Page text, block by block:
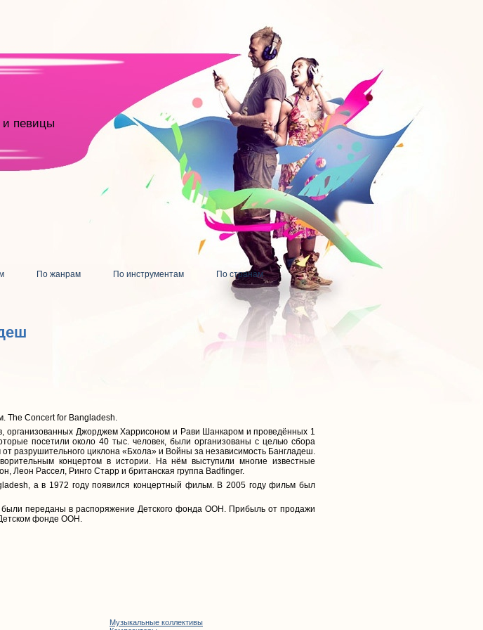
и певицы
По жанрам По инструментам
По странам
The Concert for Bangladesh.
организованных Джорджем Харрисоном и Рави Шанкаром и проведённых 1
посетили около 40 тыс. человек, были организованы с целью сбора
разрушительного циклона «Бхола» и Войны за независимость Бангладеш.
концертом в истории. На нём выступили многие известные
Леон Рассел, Ринго Старр и британская группа Badfinger.
а в 1972 году появился концертный фильм. В 2005 году фильм был
переданы в распоряжение Детского фонда ООН. Прибыль от продажи
фонде ООН.
Музыкальные коллективы